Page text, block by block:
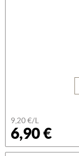
9,20 €/L
6,90 €